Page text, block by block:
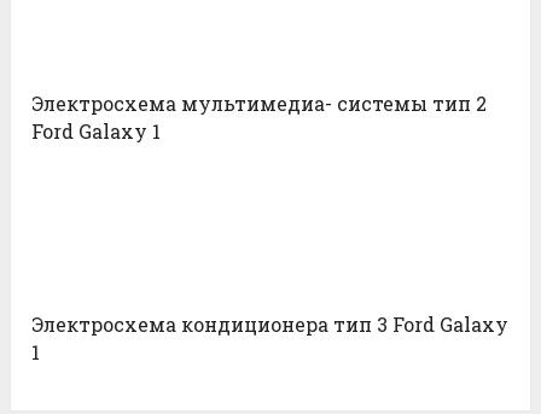
Электросхема мультимедиа- системы тип 2
Ford Galaxy 1
Электросхема кондиционера тип 3 Ford Galaxy
1